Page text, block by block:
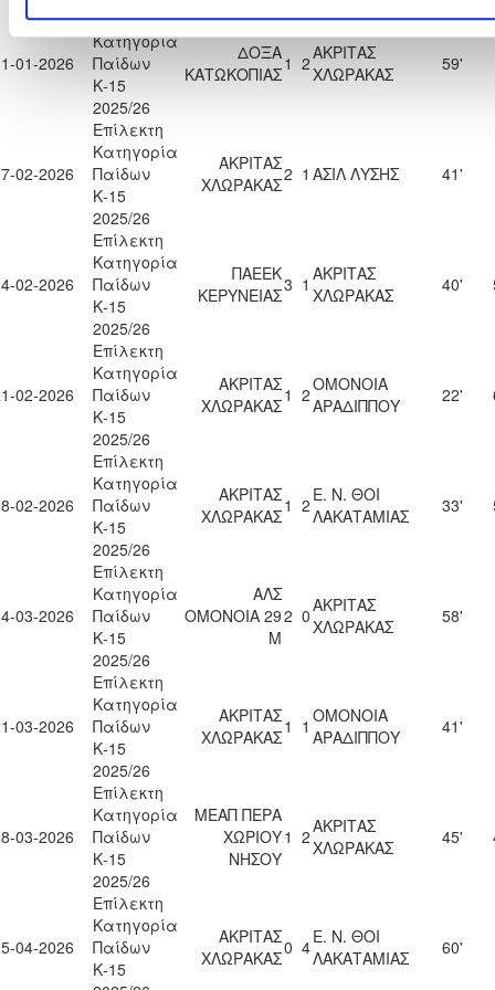
01-2026
Επίλεκτη
Κατηγορία
Παίδων
Κ-15
2025/26
ΔΟΞΑ
ΚΑΤΩΚΟΠΙΑΣ1 2ΑΚΡΙΤΑΣ
ΧΛΩΡΑΚΑΣ
59'
02-2026
Επίλεκτη
Κατηγορία
Παίδων
Κ-15
2025/26
ΑΚΡΙΤΑΣ
ΧΛΩΡΑΚΑΣ2 1 ΑΣΙΛ ΛΥΣΗΣ 41'
02-2026
Επίλεκτη
Κατηγορία
Παίδων
Κ-15
2025/26
ΠΑΕΕΚ
ΚΕΡΥΝΕΙΑΣ3 1 ΑΚΡΙΤΑΣ
ΧΛΩΡΑΚΑΣ
40'
02-2026
Επίλεκτη
Κατηγορία
Παίδων
Κ-15
2025/26
ΑΚΡΙΤΑΣ
ΧΛΩΡΑΚΑΣ1 2ΟΜΟΝΟΙΑ
ΑΡΑΔΙΠΠΟΥ
22'
02-2026
Επίλεκτη
Κατηγορία
Παίδων
Κ-15
2025/26
ΑΚΡΙΤΑΣ
ΧΛΩΡΑΚΑΣ1 2 Ε. Ν. ΘΟΙ
ΛΑΚΑΤΑΜΙΑΣ
33'
03-2026
Επίλεκτη
Κατηγορία
Παίδων
Κ-15
2025/26
ΑΛΣ
ΟΜΟΝΟΙΑ 29
Μ
2 0ΑΚΡΙΤΑΣ
ΧΛΩΡΑΚΑΣ
58'
03-2026
Επίλεκτη
Κατηγορία
Παίδων
Κ-15
2025/26
ΑΚΡΙΤΑΣ
ΧΛΩΡΑΚΑΣ1 1 ΟΜΟΝΟΙΑ
ΑΡΑΔΙΠΠΟΥ
41'
03-2026
Επίλεκτη
Κατηγορία
Παίδων
Κ-15
2025/26
ΜΕΑΠ ΠΕΡΑ
ΧΩΡΙΟΥ
ΝΗΣΟΥ
1 2ΑΚΡΙΤΑΣ
ΧΛΩΡΑΚΑΣ
45'
04-2026
Επίλεκτη
Κατηγορία
Παίδων
Κ-15
ΑΚΡΙΤΑΣ
ΧΛΩΡΑΚΑΣ0 4Ε. Ν. ΘΟΙ
ΛΑΚΑΤΑΜΙΑΣ
60'